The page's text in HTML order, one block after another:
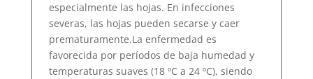
especialmente las hojas. En infecciones
severas, las hojas pueden secarse y caer
prematuramente.La enfermedad es
favorecida por períodos de baja humedad y
temperaturas suaves (18 ºC a 24 ºC), siendo